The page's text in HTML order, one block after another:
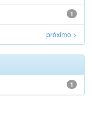
1
próximo >
1